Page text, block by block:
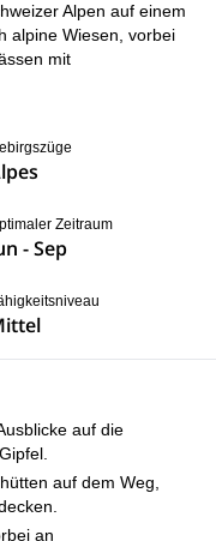
Alpen auf einem
alpine Wiesen, vorbei
mit
Zeitraum
- Sep
auf die
auf dem Weg,
an